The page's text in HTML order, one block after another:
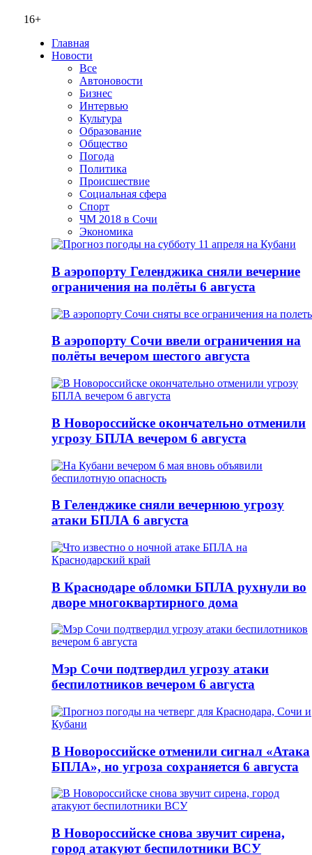
16+
Главная
Новости
Все
Автоновости
Бизнес
Интервью
Культура
Образование
Общество
Погода
Политика
Происшествие
Социальная сфера
Спорт
ЧМ 2018 в Сочи
Экономика
В аэропорту Геленджика сняли вечерние
ограничения на полёты 6 августа
В аэропорту Сочи ввели ограничения на
полёты вечером шестого августа
В Новороссийске окончательно отменили
угрозу БПЛА вечером 6 августа
В Геленджике сняли вечернюю угрозу
атаки БПЛА 6 августа
В Краснодаре обломки БПЛА рухнули во
дворе многоквартирного дома
Мэр Сочи подтвердил угрозу атаки
беспилотников вечером 6 августа
В Новороссийске отменили сигнал «Атака
БПЛА», но угроза сохраняется 6 августа
В Новороссийске снова звучит сирена,
город атакуют беспилотники ВСУ